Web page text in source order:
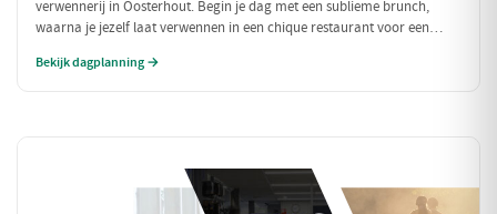
verwennerij in Oosterhout. Begin je dag met een sublieme brunch,
waarna je jezelf laat verwennen in een chique restaurant voor een
weg met een bezoek aan een exclusieve wellness. Een dag om nooit te
Bekijk dagplanning →